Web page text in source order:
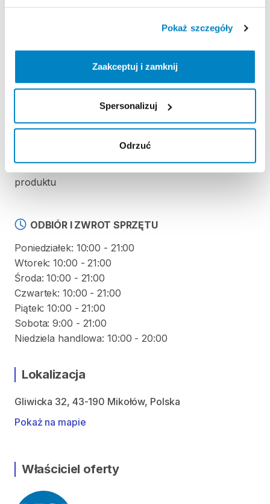
Pokaż szczegóły
Zaakceptuj i zamknij
Spersonalizuj
Odrzuć
Regulamin wypożyczalni
Nie pobieramy kaucji za wypożyczenie tego
produktu
ODBIÓR I ZWROT SPRZĘTU
Poniedziałek: 10:00 - 21:00
Wtorek: 10:00 - 21:00
Środa: 10:00 - 21:00
Czwartek: 10:00 - 21:00
Piątek: 10:00 - 21:00
Sobota: 9:00 - 21:00
Niedziela handlowa: 10:00 - 20:00
Lokalizacja
Gliwicka 32, 43-190 Mikołów, Polska
Pokaż na mapie
Właściciel oferty